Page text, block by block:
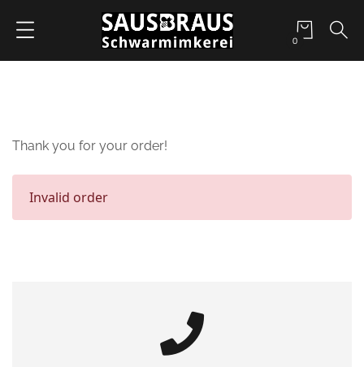
0
Thank you for your order!
Invalid order